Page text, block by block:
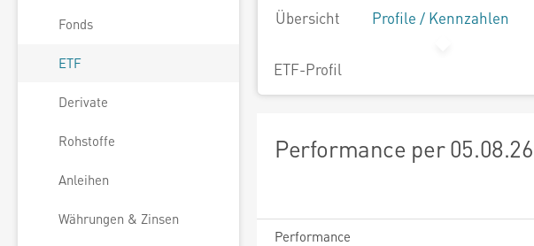
Fonds
ETF
Derivate
Rohstoffe
Anleihen
Währungen & Zinsen
Übersicht Profile / Kennzahlen
ETF-Profil
Performance per 05.08.26
Performance